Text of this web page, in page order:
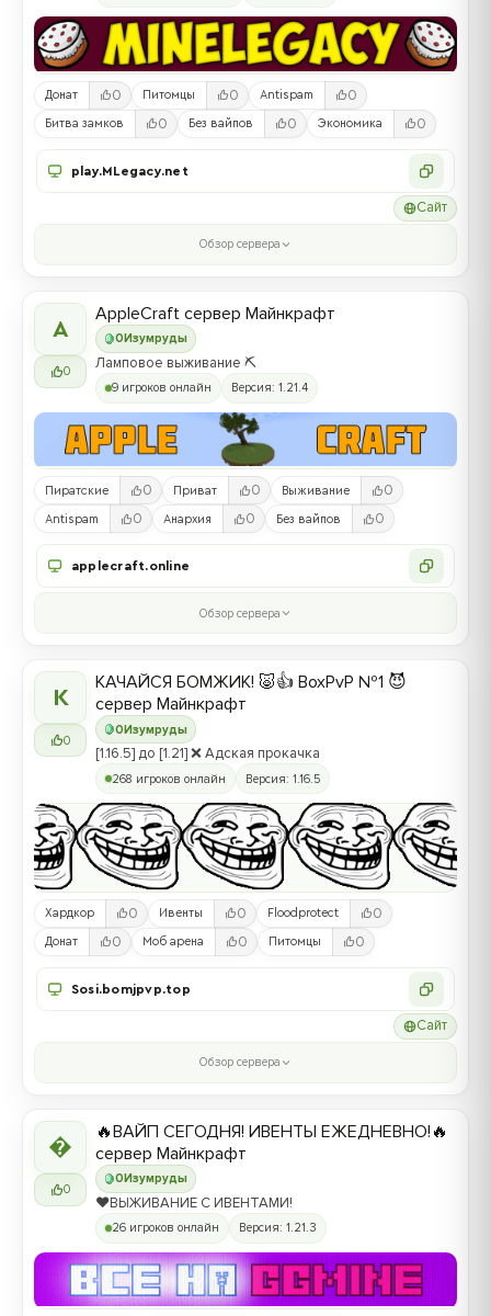
Донат 0 Питомцы 0 Antispam 0
Битва замков 0 Без вайпов 0 Экономика 0
play.MLegacy.net
Сайт
Обзор сервера
A
0
0 Изумруды
AppleCraft сервер Майнкрафт
Ламповое выживание ⛏️
9 игроков онлайн Версия: 1.21.4
Пиратские 0 Приват 0 Выживание 0
Antispam 0 Анархия 0 Без вайпов 0
applecraft.online
Обзор сервера
К
0
0Изумруды
КАЧАЙСЯ БОМЖИК! 🐷👍 BoxPvP №1 😈
сервер Майнкрафт
[1.16.5] до [1.21] ❌ Адская прокачка
268 игроков онлайн Версия: 1.16.5
Хардкор 0 Ивенты 0 Floodprotect 0
Донат 0 Моб арена 0 Питомцы 0
Sosi.bomjpvp.top
Сайт
Обзор сервера

0
0 Изумруды
🔥ВАЙП СЕГОДНЯ! ИВЕНТЫ ЕЖЕДНЕВНО!🔥
сервер Майнкрафт
❤️ВЫЖИВАНИЕ С ИВЕНТАМИ!
26 игроков онлайн Версия: 1.21.3